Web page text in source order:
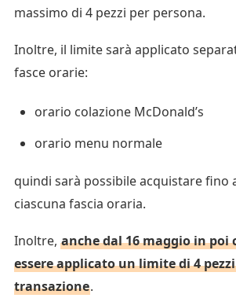
massimo di 4 pezzi per persona.
Inoltre, il limite sarà applicato
fasce orarie:
orario colazione McDonald’s
orario menu normale
quindi sarà possibile acquistare fino
ciascuna fascia oraria.
Inoltre, anche dal 16 maggio in poi
essere applicato un limite di 4
transazione.